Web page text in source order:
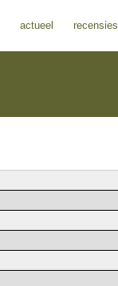
actueel recensies